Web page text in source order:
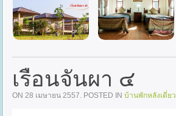
เรือนจันผา ๔
ON 28 เมษายน 2557. POSTED IN บ้านพักหลังเดี่ยว